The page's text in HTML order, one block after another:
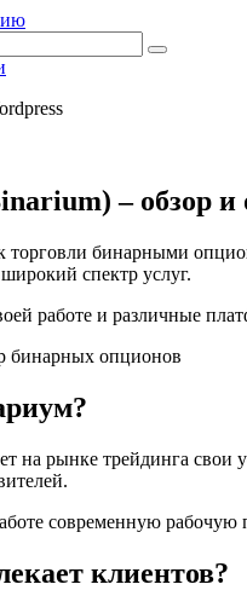
– обзор и
бинарными
спектр услуг.
работе и различные
на рынке трейдинга
современную
клиентов?